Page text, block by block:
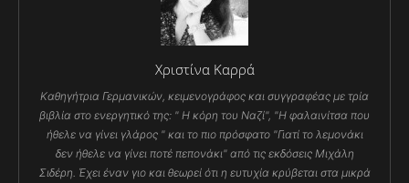
Χριστίνα Καρρά
Καθηγήτρια Γερμανικών, κειμενογράφος και συγγραφέας με τρία
βιβλία στο ενεργητικό της: " Η κόρη του Ναζί", "Η φαλαινίτσα που
ήθελε να γίνει γλάρος " και το πιο πρόσφατο "Γιατί το λεμονάκι
δεν ήθελε να γίνει ποτέ πεπονάκι" από τις εκδόσεις Μιχάλη
Σιδέρη. Έχει έναν γιο και θεωρεί ότι η ευτυχία κρύβεται στα μικρά